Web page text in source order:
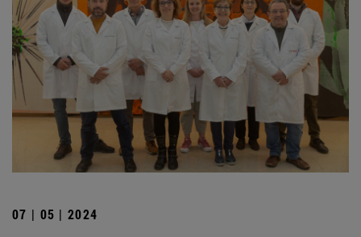
07 | 05 | 2024